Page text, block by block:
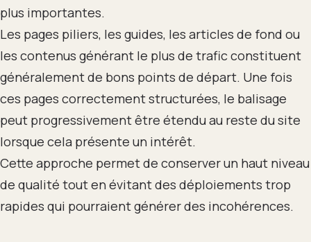
plus importantes.
Les pages piliers, les guides, les articles de fond ou
les contenus générant le plus de trafic constituent
généralement de bons points de départ. Une fois
ces pages correctement structurées, le balisage
peut progressivement être étendu au reste du site
lorsque cela présente un intérêt.
Cette approche permet de conserver un haut niveau
de qualité tout en évitant des déploiements trop
rapides qui pourraient générer des incohérences.